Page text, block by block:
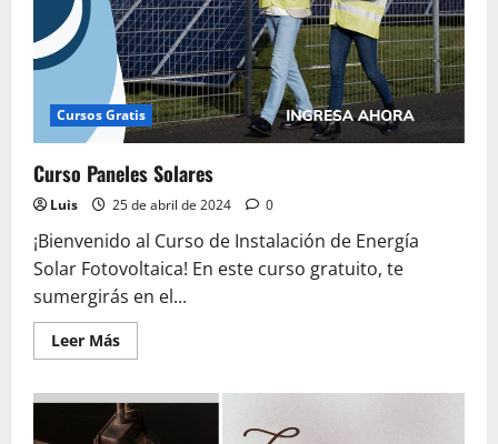
Cursos Gratis
Curso Paneles Solares
Luis 25 de abril de 2024 0
¡Bienvenido al Curso de Instalación de Energía
Solar Fotovoltaica! En este curso gratuito, te
sumergirás en el...
Leer MásLeer
más
Curso
Paneles
Solares